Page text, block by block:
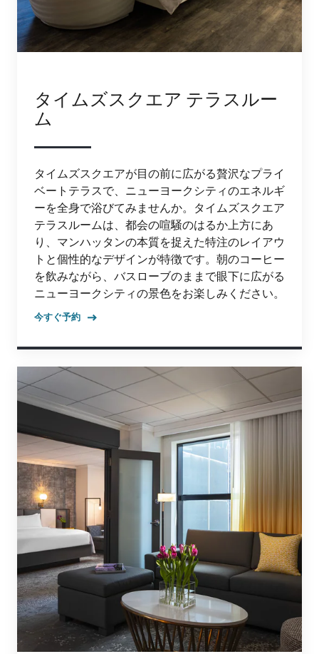
タイムズスクエア テラスルー
ム
タイムズスクエアが目の前に広がる贅沢なプライ
ベートテラスで、ニューヨークシティのエネルギ
ーを全身で浴びてみませんか。タイムズスクエア
テラスルームは、都会の喧騒のはるか上方にあ
り、マンハッタンの本質を捉えた特注のレイアウ
トと個性的なデザインが特徴です。朝のコーヒー
を飲みながら、バスローブのままで眼下に広がる
ニューヨークシティの景色をお楽しみください。
今すぐ予約